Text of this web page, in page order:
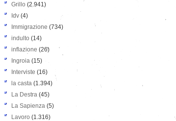
Grillo (2.941)
Idv (4)
Immigrazione (734)
indulto (14)
inflazione (26)
Ingroia (15)
Interviste (16)
la casta (1.394)
La Destra (45)
La Sapienza (5)
Lavoro (1.316)